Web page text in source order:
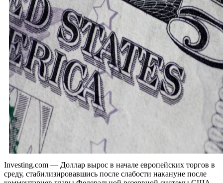
Investing.com — Доллар вырос в начале европейских торгов в
среду, стабилизировавшись после слабости накануне после